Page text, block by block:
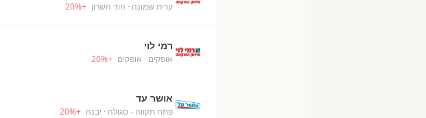
קרית שמונה · הוד השרון +
20%
רמי לוי
אופקים · אופקים +
20%
אושר עד
פתח תקווה - סגולה · יבנה +
20%